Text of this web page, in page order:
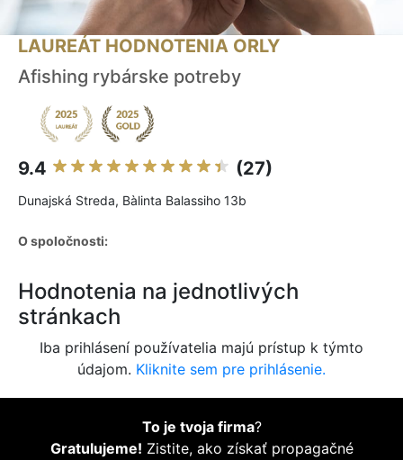
LAUREÁT HODNOTENIA ORLY
Afishing rybárske potreby
9.4 (27)
Dunajská Streda, Bàlinta Balassiho 13b
O spoločnosti:
Hodnotenia na jednotlivých
stránkach
Iba prihlásení používatelia majú prístup k týmto
údajom. Kliknite sem pre prihlásenie.
To je tvoja firma?
Gratulujeme! Zistite, ako získať propagačné